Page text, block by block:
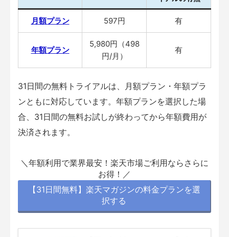
月額プラン 597円 有
年額プラン
5,980円（498
円/月）
有
31日間の無料トライアルは、月額プラン・年額プラ
ンともに対応しています。年額プランを選択した場
合、31日間の無料お試しが終わってから年額費用が
決済されます。
＼年額利用で業界最安！楽天市場ご利用ならさらに
お得！／
【31日間無料】楽天マガジンの料金プランを選
択する